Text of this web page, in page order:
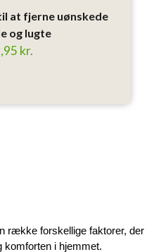
at fjerne uønskede
og lugte
kr.
række forskellige faktorer, der
komforten i hjemmet.